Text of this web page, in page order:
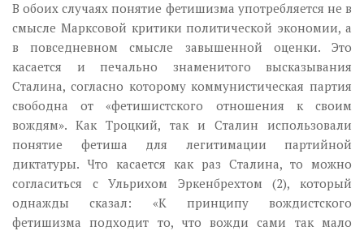
В обоих случаях понятие фетишизма употребляется не в
смысле Марксовой критики политической экономии, а
в повседневном смысле завышенной оценки. Это
касается и печально знаменитого высказывания
Сталина, согласно которому коммунистическая партия
свободна от «фетишистского отношения к своим
вождям». Как Троцкий, так и Сталин использовали
понятие фетиша для легитимации партийной
диктатуры. Что касается как раз Сталина, то можно
согласиться с Ульрихом Эркенбрехтом (2), который
однажды сказал: «К принципу вождистского
фетишизма подходит то, что вожди сами так мало